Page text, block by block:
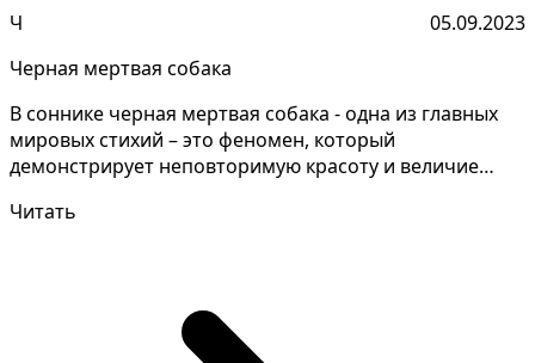
Ч
05.09.2023
Черная мертвая собака
В соннике черная мертвая собака - одна из главных
мировых стихий – это феномен, который
демонстрирует неповторимую красоту и величие
Читать